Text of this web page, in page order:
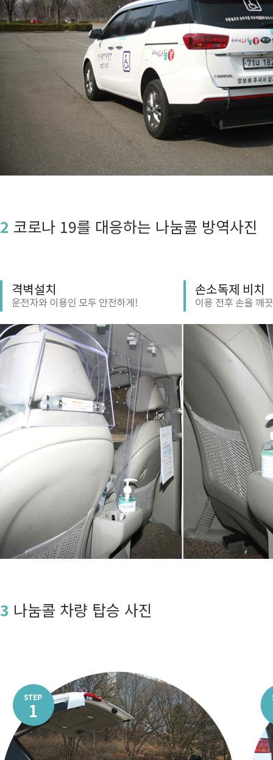
2 코로나 19를 대응하는 나눔콜 방역사진
3 나눔콜 차량 탑승 사진